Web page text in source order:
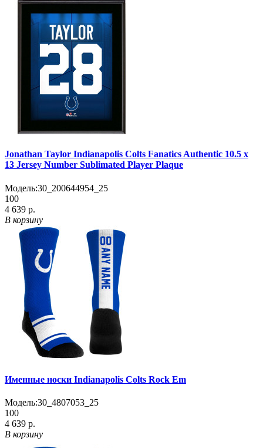
Jonathan Taylor Indianapolis Colts Fanatics Authentic 10.5 x
13 Jersey Number Sublimated Player Plaque
Модель:30_200644954_25
100
4 639 р.
В корзину
Именные носки Indianapolis Colts Rock Em
Модель:30_4807053_25
100
4 639 р.
В корзину